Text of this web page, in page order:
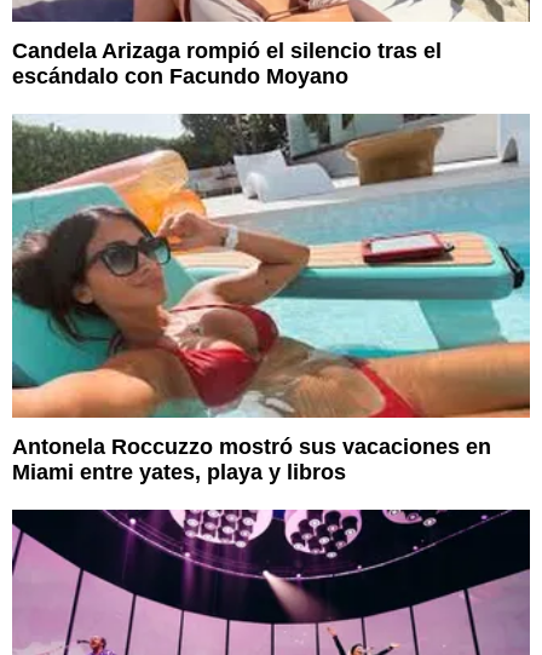
Candela Arizaga rompió el silencio tras el
escándalo con Facundo Moyano
Antonela Roccuzzo mostró sus vacaciones en
Miami entre yates, playa y libros